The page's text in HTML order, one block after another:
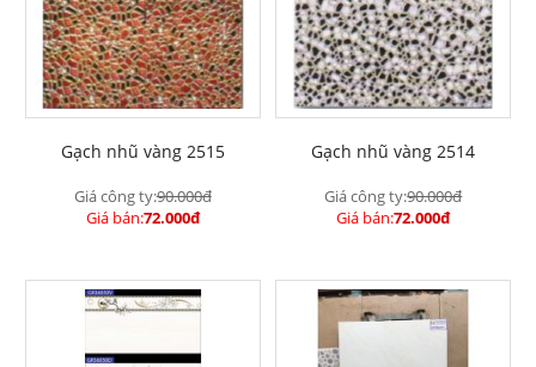
Gạch nhũ vàng 2515
Giá công ty:90.000đ
Giá bán:72.000đ
Gạch nhũ vàng 2514
Giá công ty:90.000đ
Giá bán:72.000đ